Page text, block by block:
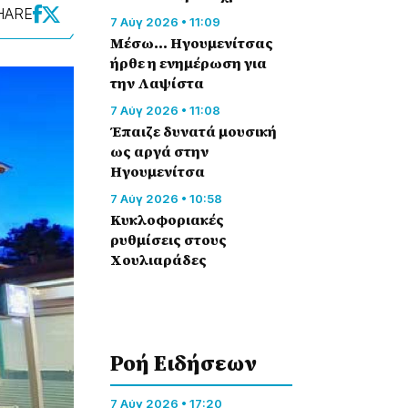
7 Αύγ 2026 • 11:09
Μέσω… Ηγουμενίτσας
ήρθε η ενημέρωση για
την Λαψίστα
7 Αύγ 2026 • 11:08
Έπαιζε δυνατά μουσική
ως αργά στην
Ηγουμενίτσα
7 Αύγ 2026 • 10:58
Κυκλοφοριακές
ρυθμίσεις στους
Χουλιαράδες
Ροή Eιδήσεων
7 Αύγ 2026 • 17:20